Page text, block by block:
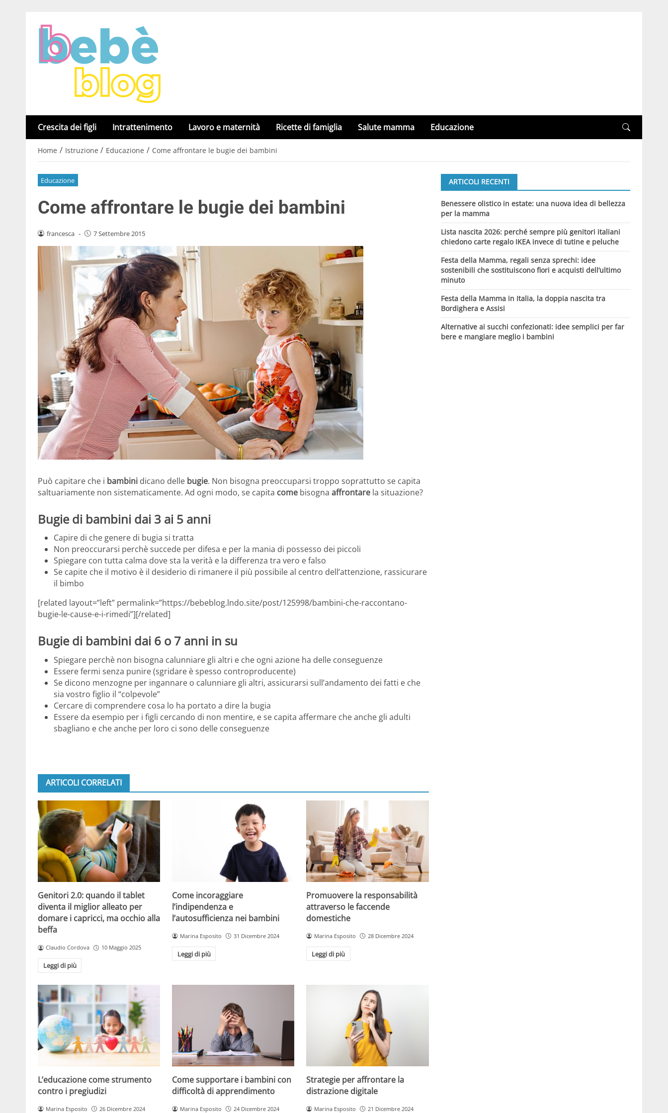
Crescita dei figli Intrattenimento Lavoro e maternità Ricette di famiglia Salute mamma Educazione
Home / Istruzione / Educazione / Come affrontare le bugie dei bambini
Educazione
Come affrontare le bugie dei bambini
francesca - 7 Settembre 2015
Può capitare che i bambini dicano delle bugie. Non bisogna preoccuparsi troppo soprattutto se capita
saltuariamente non sistematicamente. Ad ogni modo, se capita come bisogna affrontare la situazione?
Bugie di bambini dai 3 ai 5 anni
Capire di che genere di bugia si tratta
Non preoccurarsi perchè succede per difesa e per la mania di possesso dei piccoli
Spiegare con tutta calma dove sta la verità e la differenza tra vero e falso
Se capite che il motivo è il desiderio di rimanere il più possibile al centro dell’attenzione, rassicurare
il bimbo
[related layout=”left” permalink=”https://bebeblog.lndo.site/post/125998/bambini-che-raccontano-
bugie-le-cause-e-i-rimedi”][/related]
Bugie di bambini dai 6 o 7 anni in su
Spiegare perchè non bisogna calunniare gli altri e che ogni azione ha delle conseguenze
Essere fermi senza punire (sgridare è spesso controproducente)
Se dicono menzogne per ingannare o calunniare gli altri, assicurarsi sull’andamento dei fatti e che
sia vostro figlio il “colpevole”
Cercare di comprendere cosa lo ha portato a dire la bugia
Essere da esempio per i figli cercando di non mentire, e se capita affermare che anche gli adulti
sbagliano e che anche per loro ci sono delle conseguenze
ARTICOLI CORRELATI
Genitori 2.0: quando il tablet
diventa il miglior alleato per
domare i capricci, ma occhio alla
beffa
Claudio Cordova 10 Maggio 2025
Leggi di più
Come incoraggiare
l’indipendenza e
l’autosufficienza nei bambini
Marina Esposito 31 Dicembre 2024
Leggi di più
Promuovere la responsabilità
attraverso le faccende
domestiche
Marina Esposito 28 Dicembre 2024
Leggi di più
L’educazione come strumento
contro i pregiudizi
Marina Esposito 26 Dicembre 2024
Come supportare i bambini con
difficoltà di apprendimento
Marina Esposito 24 Dicembre 2024
Strategie per affrontare la
distrazione digitale
Marina Esposito 21 Dicembre 2024
ARTICOLI RECENTI
Benessere olistico in estate: una nuova idea di bellezza
per la mamma
Lista nascita 2026: perché sempre più genitori italiani
chiedono carte regalo IKEA invece di tutine e peluche
Festa della Mamma, regali senza sprechi: idee
sostenibili che sostituiscono fiori e acquisti dell’ultimo
minuto
Festa della Mamma in Italia, la doppia nascita tra
Bordighera e Assisi
Alternative ai succhi confezionati: idee semplici per far
bere e mangiare meglio i bambini